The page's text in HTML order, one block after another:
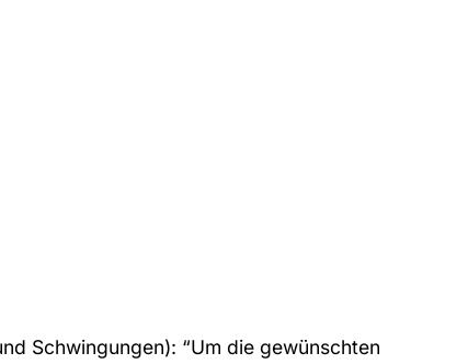
Schwingungen): “Um die gewünschten